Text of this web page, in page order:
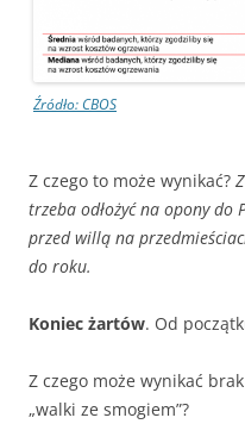
Źródło: CBOS
Z czego to może wynikać?
trzeba odłożyć na opony do
przed willą na
do roku.
Koniec żartów. Od
Z czego może wynikać
„walki ze smogiem”?